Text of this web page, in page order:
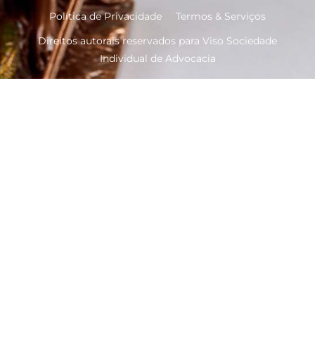
Direitos autorais reservados para Viso Sociedade
Individual de Advocacia
Política de Privacidade Termos & Serviços